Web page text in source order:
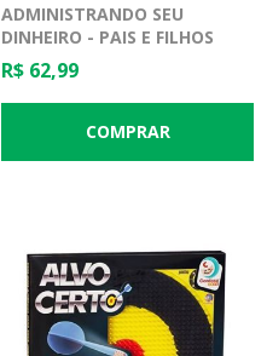
ADMINISTRANDO SEU
DINHEIRO - PAIS E FILHOS
R$ 62,99